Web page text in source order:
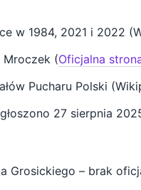
w 1984, 2021 i 2022
Mroczek (Oficjalna
Pucharu Polski
27 sierpnia
Grosickiego – brak